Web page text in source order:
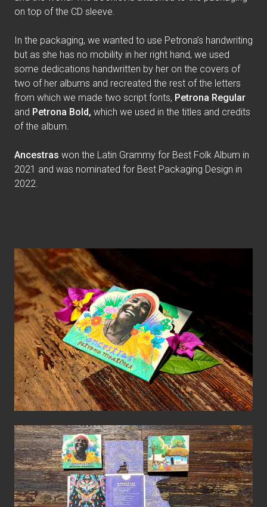
on top of the CD sleeve.
In the packaging, we wanted to use Petrona’s handwriting
but as she has no mobility in her right hand, we used
some dedications handwritten by her on the covers of
two of her albums and recreated the rest of the letters
from which we made two script fonts, Petrona Regular
and Petrona Bold, which we used in the titles and credits
of the album.
Ancestras won the Latin Grammy for Best Folk Album in
2021 and was nominated for Best Packaging Design in
2022.